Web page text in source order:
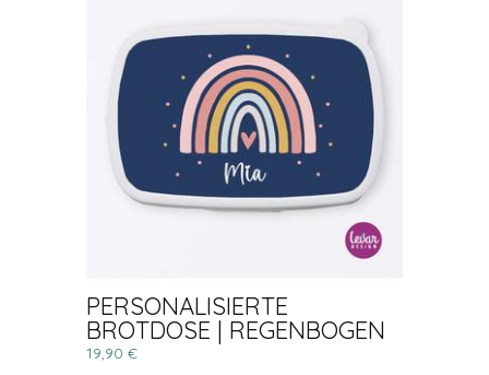
PERSONALISIERTE
BROTDOSE | REGENBOGEN
19,90 €